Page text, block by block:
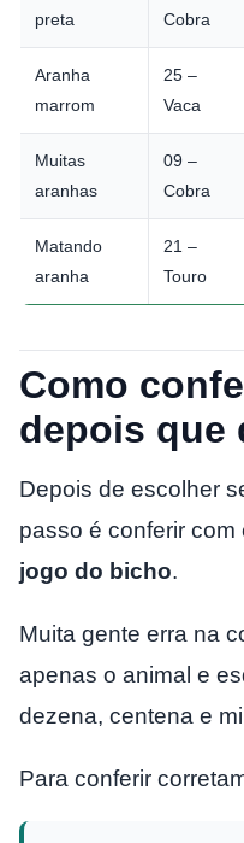
preta
Cobra
Aranha
marrom
25 –
Vaca
Muitas
aranhas
09 –
Cobra
Matando
aranha
21 –
Touro
Como
depois que
Depois de escolher
passo é conferir com
jogo do bicho.
Muita gente erra na
apenas o animal e
dezena, centena e
Para conferir